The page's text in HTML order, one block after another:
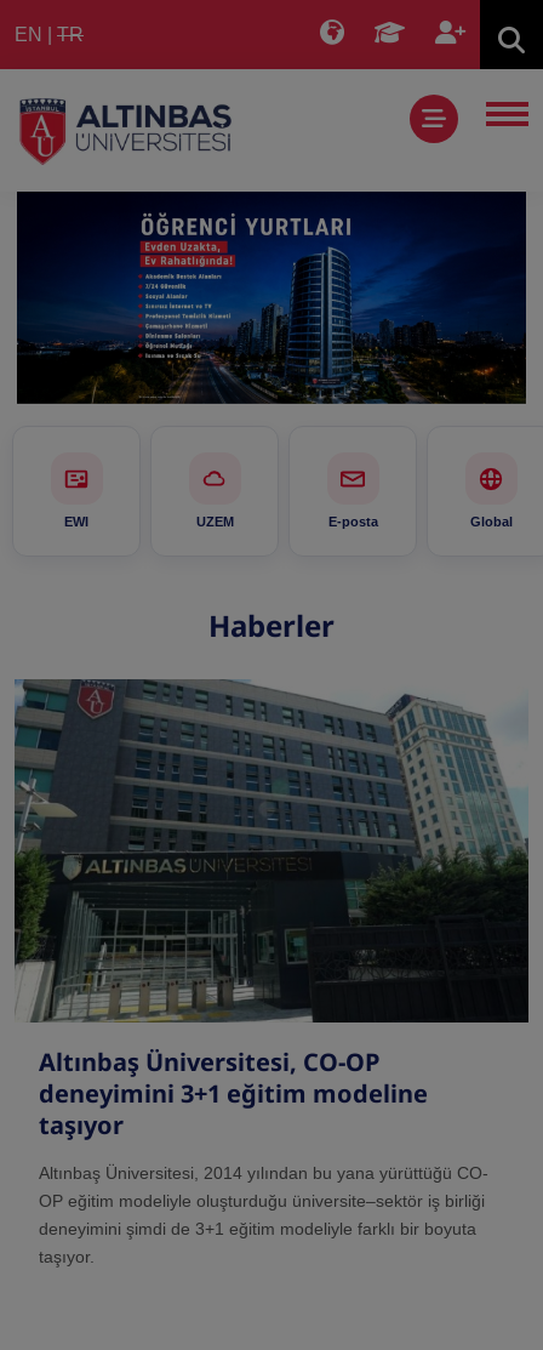
EN TR
EWI UZEM E-posta Global
Haberler
Altınbaş Üniversitesi, CO-OP
deneyimini 3+1 eğitim modeline
taşıyor
Altınbaş Üniversitesi, 2014 yılından bu yana yürüttüğü CO-
OP eğitim modeliyle oluşturduğu üniversite–sektör iş birliği
deneyimini şimdi de 3+1 eğitim modeliyle farklı bir boyuta
taşıyor.